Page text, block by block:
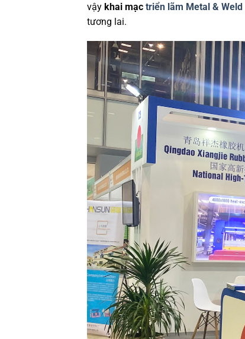
vậy khai mạc triển lãm Metal & Weld
tương lai.